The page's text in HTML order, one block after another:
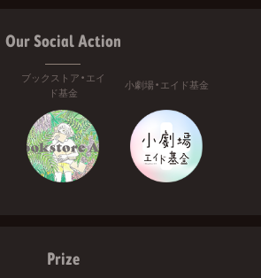
Our Social Action
ブックストア・エイ
ド基金
小劇場・エイド基金
Prize